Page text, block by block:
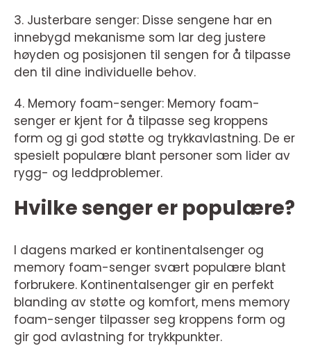
3. Justerbare senger: Disse sengene har en
innebygd mekanisme som lar deg justere
høyden og posisjonen til sengen for å tilpasse
den til dine individuelle behov.
4. Memory foam-senger: Memory foam-
senger er kjent for å tilpasse seg kroppens
form og gi god støtte og trykkavlastning. De er
spesielt populære blant personer som lider av
rygg- og leddproblemer.
Hvilke senger er populære?
I dagens marked er kontinentalsenger og
memory foam-senger svært populære blant
forbrukere. Kontinentalsenger gir en perfekt
blanding av støtte og komfort, mens memory
foam-senger tilpasser seg kroppens form og
gir god avlastning for trykkpunkter.